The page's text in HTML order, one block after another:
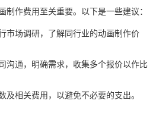
制作费用至关重要。以下是一些建议：
市场调研，了解同行业的动画制作价
沟通，明确需求，收集多个报价以作比
及相关费用，以避免不必要的支出。